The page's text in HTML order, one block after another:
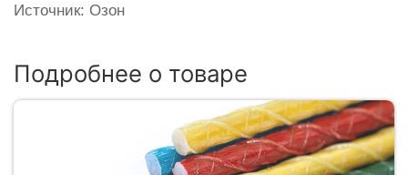
Источник: Озон
Подробнее о товаре